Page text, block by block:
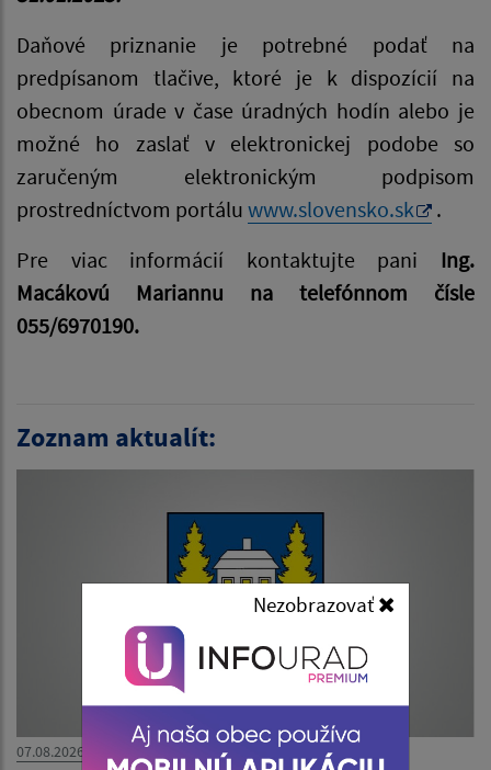
Nezobrazovať
Daňové priznanie je potrebné podať na
predpísanom tlačive, ktoré je k dispozícií na
obecnom úrade v čase úradných hodín alebo je
možné ho zaslať v elektronickej podobe so
zaručeným elektronickým podpisom
prostredníctvom portálu www.slovensko.sk
.
Pre viac informácií kontaktujte pani Ing.
Macákovú Mariannu na telefónnom čísle
055/6970190.
Zoznam aktualít:
07.08.2026